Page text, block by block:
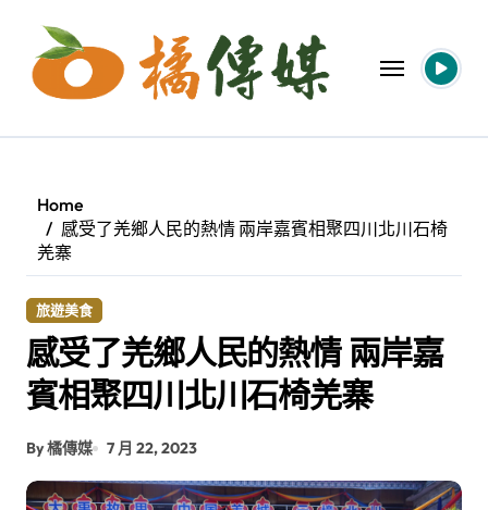
content
Home
感受了羌鄉人民的熱情 兩岸嘉賓相聚四川北川石椅
羌寨
旅遊美食
感受了羌鄉人民的熱情 兩岸嘉
賓相聚四川北川石椅羌寨
By 橘傳媒 7 月 22, 2023